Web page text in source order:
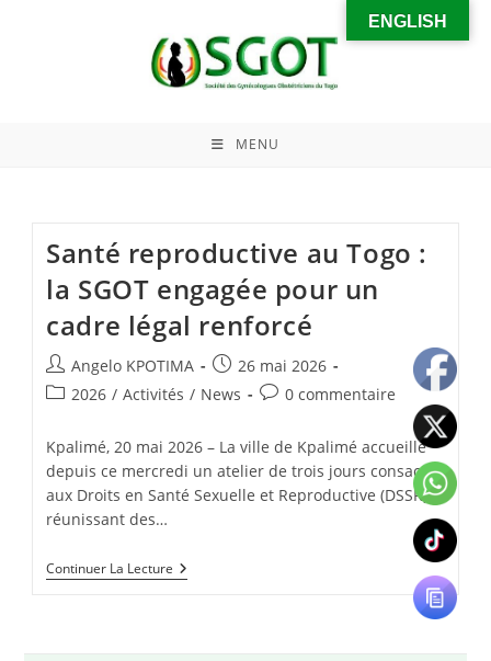
MENU
Santé reproductive au Togo :
la SGOT engagée pour un
cadre légal renforcé
Angelo KPOTIMA
26 mai 2026
2026 / Activités / News 0 commentaire
Kpalimé, 20 mai 2026 – La ville de Kpalimé accueille
depuis ce mercredi un atelier de trois jours consacré
aux Droits en Santé Sexuelle et Reproductive (DSSR),
réunissant des…
Continuer La Lecture
ENGLISH